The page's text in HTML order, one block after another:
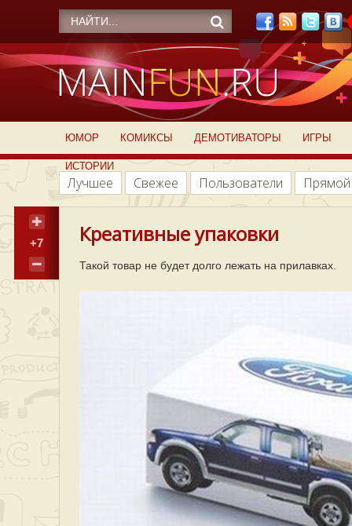
ЮМОР КОМИКСЫ ДЕМОТИВАТОРЫ ИГРЫ
ИСТОРИИ
Лучшее Свежее Пользователи
+7 Креативные упаковки
Такой товар не будет долго лежать на прилавках.